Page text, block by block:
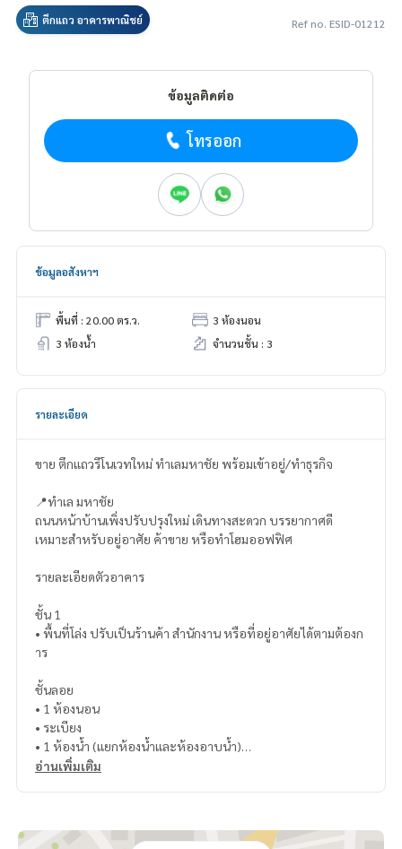
ตึกแถว อาคารพาณิชย์ Ref no. ESID-01212
ข้อมูลติดต่อ
โทรออก
ข้อมูลอสังหาฯ
พื้นที่ : 20.00 ตร.ว.
3 ห้องนอน
3 ห้องน้ำ
จำนวนชั้น : 3
รายละเอียด
ขาย ตึกแถวรีโนเวทใหม่ ทำเลมหาชัย พร้อมเข้าอยู่/ทำธุรกิจ
📍ทำเล มหาชัย
ถนนหน้าบ้านเพิ่งปรับปรุงใหม่ เดินทางสะดวก บรรยากาศดี
เหมาะสำหรับอยู่อาศัย ค้าขาย หรือทำโฮมออฟฟิศ
รายละเอียดตัวอาคาร
ชั้น 1
• พื้นที่โล่ง ปรับเป็นร้านค้า สำนักงาน หรือที่อยู่อาศัยได้ตามต้องก
าร
ชั้นลอย
• 1 ห้องนอน
• ระเบียง
• 1 ห้องน้ำ (แยกห้องน้ำและห้องอาบน้ำ)
บของได้)
อ่านเพิ่มเติม